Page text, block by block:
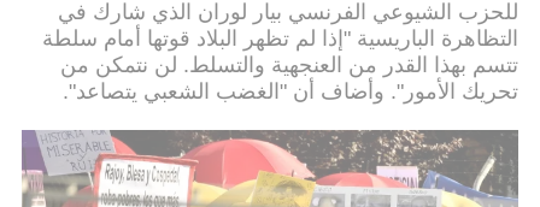
للحزب الشيوعي الفرنسي بيار لوران الذي شارك في
التظاهرة الباريسية "إذا لم تظهر البلاد قوتها أمام سلطة
تتسم بهذا القدر من العنجهية والتسلط. لن نتمكن من
تحريك الأمور". وأضاف أن "الغضب الشعبي يتصاعد".